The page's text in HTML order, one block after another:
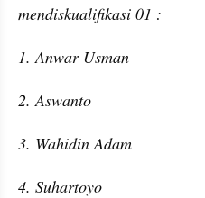
mendiskualifikasi 01 :
1. Anwar Usman
2. Aswanto
3. Wahidin Adam
4. Suhartoyo